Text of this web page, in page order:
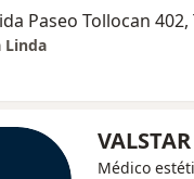
Paseo Tollocan 402,
Linda
Médico